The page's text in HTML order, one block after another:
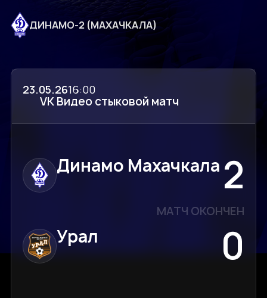
ДИНАМО-2 (МАХАЧКАЛА)
23.05.2616:00
VK Видео стыковой матч
Динамо Махачкала 2
МАТЧ ОКОНЧЕН
Урал 0